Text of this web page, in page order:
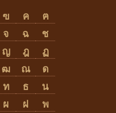
ฃ ค
ฅ
จ ฉ
ช
ญ ฎ
ฏ
ฒ ณ
ด
ท ธ
น
ผ ฝ
พ